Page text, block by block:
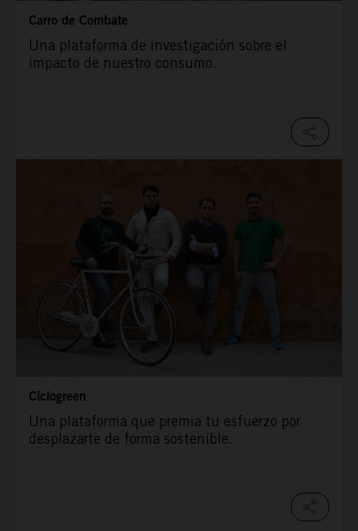
Carro de Combate
Una plataforma de investigación sobre el
impacto de nuestro consumo.
Ciclogreen
Una plataforma que premia tu esfuerzo por
desplazarte de forma sostenible.